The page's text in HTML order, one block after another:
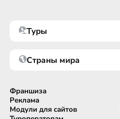
Туры
Страны мира
Франшиза
Реклама
Модули для сайтов